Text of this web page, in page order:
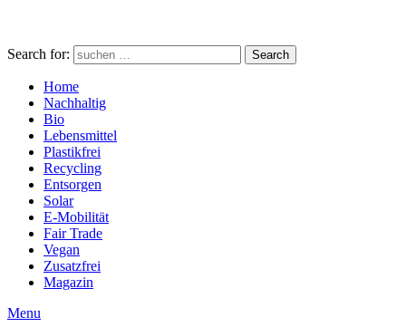
Search for: Search
Home
Nachhaltig
Bio
Lebensmittel
Plastikfrei
Recycling
Entsorgen
Solar
E-Mobilität
Fair Trade
Vegan
Zusatzfrei
Magazin
Menu